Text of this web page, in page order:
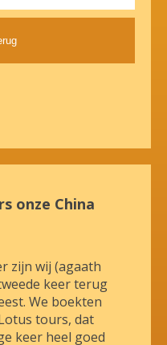
onze China
zijn wij (agaath
keer terug
We boekten
tours, dat
keer heel goed